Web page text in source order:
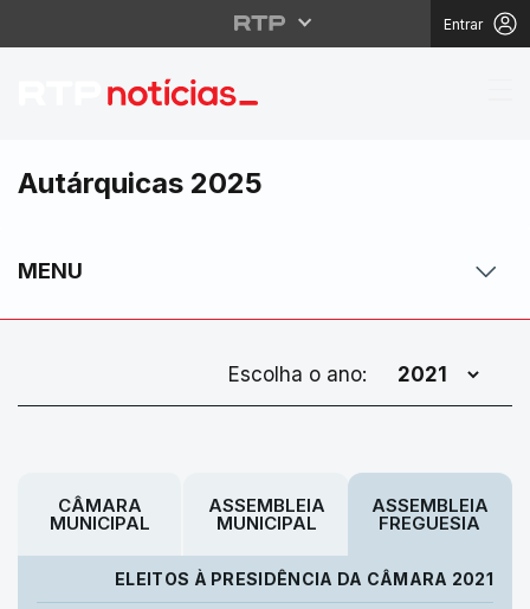
Entrar
Autárquicas 2025
MENU
Escolha o ano:
CÂMARA
MUNICIPAL
ASSEMBLEIA
MUNICIPAL
ASSEMBLEIA
FREGUESIA
ELEITOS À PRESIDÊNCIA DA CÂMARA 2021